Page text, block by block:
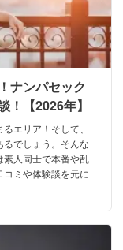
ナンパセック
！【2026年】
エリア！そして、
でしょう。そんな
人同士で本番や乱
ミや体験談を元に